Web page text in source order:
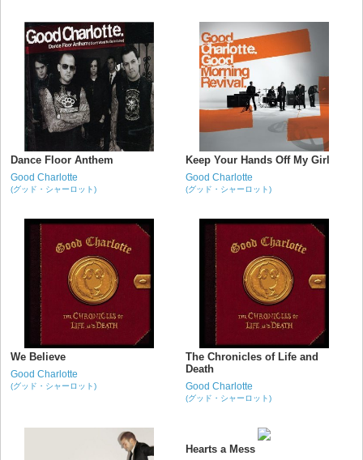
Dance Floor Anthem
Good Charlotte
(グッド・シャーロット)
Keep Your Hands Off My Girl
Good Charlotte
(グッド・シャーロット)
We Believe
Good Charlotte
(グッド・シャーロット)
The Chronicles of Life and
Death
Good Charlotte
(グッド・シャーロット)
Hearts a Mess